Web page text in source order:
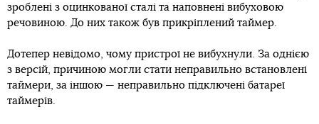
зроблені з оцинкованої сталі та наповнені вибуховою
речовиною. До них також був прикріплений таймер.
Дотепер невідомо, чому пристрої не вибухнули. За однією
з версій, причиною могли стати неправильно встановлені
таймери, за іншою — неправильно підключені батареї
таймерів.